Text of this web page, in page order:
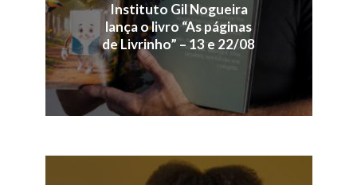
Instituto Gil Nogueira
lança o livro “As páginas
de Livrinho” – 13 e 22/08